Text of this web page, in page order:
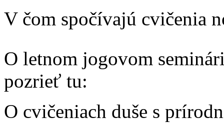
V čom spočívajú cvičenia
O letnom jogovom
pozrieť tu:
O cvičeniach duše s